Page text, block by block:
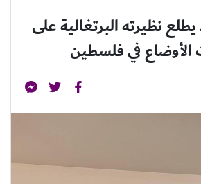
نظيرته البرتغالية على
في فلسطين